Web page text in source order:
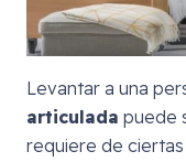
Levantar a una
articulada puede
requiere de